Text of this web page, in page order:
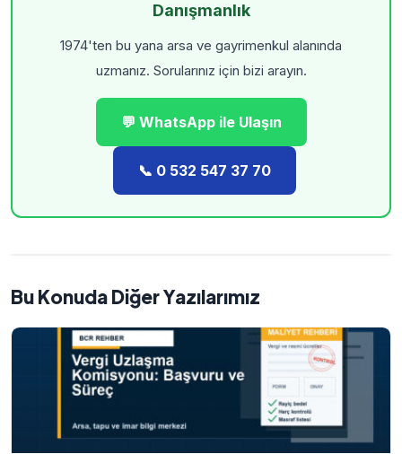
Danışmanlık
1974'ten bu yana arsa ve gayrimenkul alanında
uzmanız. Sorularınız için bizi arayın.
💬 WhatsApp ile Ulaşın
📞 0 532 547 37 70
Bu Konuda Diğer Yazılarımız